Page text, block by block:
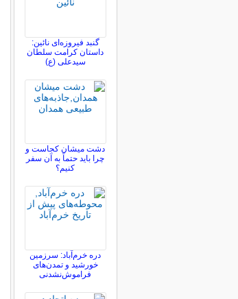
گنبد فیروزه‌ای نائین:
داستان کرامت سلطان
سیدعلی (ع)
دشت میشان کجاست و
چرا باید حتماً به آن سفر
کنیم؟
دره خرم‌آباد: سرزمین
خورشید و تمدن‌های
فراموش‌نشدنی